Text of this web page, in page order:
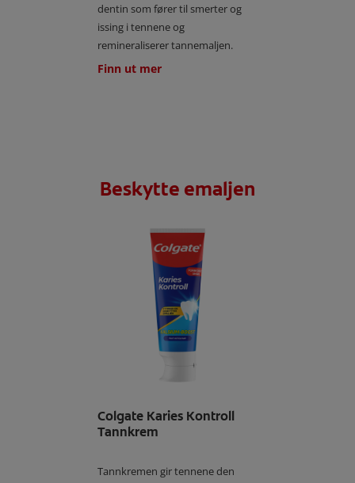
dentin som fører til smerter og
issing i tennene og
remineraliserer tannemaljen.
Finn ut mer
Beskytte emaljen
Colgate Karies Kontroll
Tannkrem
Tannkremen gir tennene den